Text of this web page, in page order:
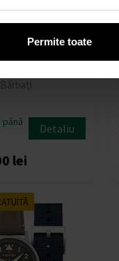
Permite toate
01 P-51
până
Detaliu
lei